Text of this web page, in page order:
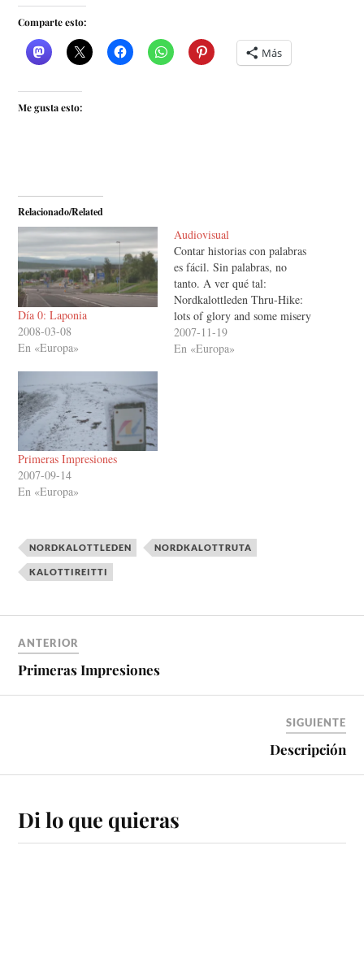
Comparte esto:
Más
Me gusta esto:
Relacionado/Related
Día 0: Laponia
2008-03-08
En «Europa»
Audiovisual
Contar historias con palabras
es fácil. Sin palabras, no
tanto. A ver qué tal:
Nordkalottleden Thru-Hike:
lots of glory and some misery
north of the Arctic Circle
from Viajarapie on Vimeo.
2007-11-19
En «Europa»
Primeras Impresiones
2007-09-14
En «Europa»
NORDKALOTTLEDEN NORDKALOTTRUTA
KALOTTIREITTI
ANTERIOR
Primeras Impresiones
SIGUIENTE
Descripción
Di lo que quieras